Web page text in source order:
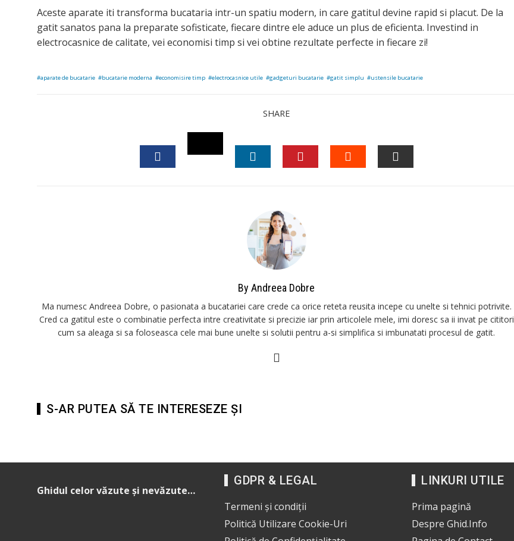
Aceste aparate iti transforma bucataria intr-un spatiu modern, in care gatitul devine rapid si placut. De la
gatit sanatos pana la preparate sofisticate, fiecare dintre ele aduce un plus de eficienta. Investind in
electrocasnice de calitate, vei economisi timp si vei obtine rezultate perfecte in fiecare zi!
aparate de bucatarie bucatarie moderna economisire timp electrocasnice utile gadgeturi bucatarie gatit simplu ustensile bucatarie
SHARE
TWITTER
By Andreea Dobre
Ma numesc Andreea Dobre, o pasionata a bucatariei care crede ca orice reteta reusita incepe cu unelte si tehnici potrivite.
Cred ca gatitul este o combinatie perfecta intre creativitate si precizie iar prin articolele mele, imi doresc sa ii invat pe cititori
cum sa aleaga si sa foloseasca cele mai bune unelte si solutii pentru a-si simplifica si imbunatati procesul de gatit.
S-AR PUTEA SĂ TE INTERESEZE ȘI
Ghidul celor văzute și nevăzute…
GDPR & LEGAL
Termeni și condiții
Politică Utilizare Cookie-Uri
LINKURI UTILE
Prima pagină
Despre Ghid.Info